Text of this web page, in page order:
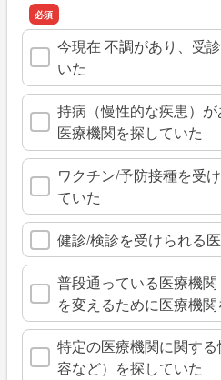
今現在 不調があり、受
いた
持病（慢性的な疾患）
医療機関を探していた
ワクチン/予防接種を受
ていた
健診/検診を受けられる
普段通っている医療機関
を変えるために医療機
特定の医療機関に関す
容など）を探していた